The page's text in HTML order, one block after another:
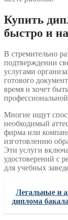
Купить
быстро и
В стремительно
подтверждении
услугами
готового
время и хочет
Многие ищут
необходимый
фирма или
изготовлению
Эти услуги
удостоверений с
для учебных
Легальные и
диплома